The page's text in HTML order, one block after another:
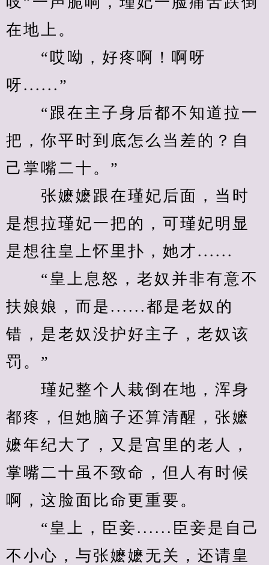
在地上。
“哎呦，好疼啊！啊呀
呀......”
“跟在主子身后都不知道拉一
把，你平时到底怎么当差的？自
己掌嘴二十。”
张嬷嬷跟在瑾妃后面，当时
是想拉瑾妃一把的，可瑾妃明显
是想往皇上怀里扑，她才......
“皇上息怒，老奴并非有意不
扶娘娘，而是......都是老奴的
错，是老奴没护好主子，老奴该
罚。”
瑾妃整个人栽倒在地，浑身
都疼，但她脑子还算清醒，张嬷
嬷年纪大了，又是宫里的老人，
掌嘴二十虽不致命，但人有时候
啊，这脸面比命更重要。
“皇上，臣妾......臣妾是自己
不小心，与张嬷嬷无关，还请皇